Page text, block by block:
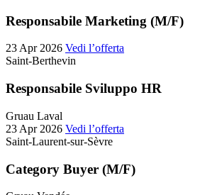
Responsabile Marketing (M/F)
23 Apr 2026 Vedi l’offerta
Saint-Berthevin
Responsabile Sviluppo HR
Gruau Laval
23 Apr 2026 Vedi l’offerta
Saint-Laurent-sur-Sèvre
Category Buyer (M/F)